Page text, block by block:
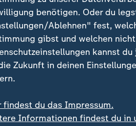
gefährdet
0:37
US-
benötigen. Oder du
Ablehnen" fest,
gibst und welchen
kannst
Zukunft in deinen
findest du das Impressum.
Informationen findest du in